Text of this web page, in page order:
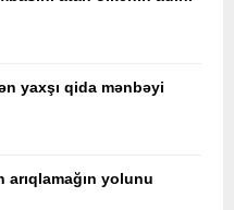
yaxşı qida mənbəyi
yolunu